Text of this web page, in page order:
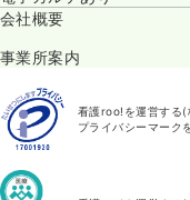
会社概要
事業所案内
看護roo!を運営する(
プライバシーマーク